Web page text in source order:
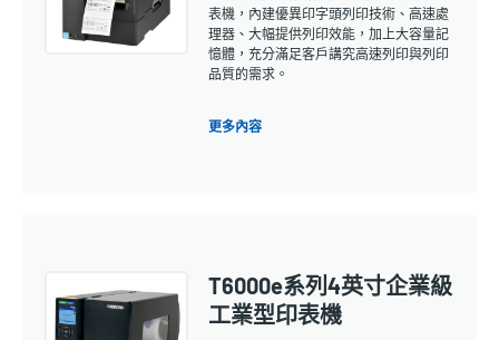
表機，內建優異印字頭列印技術、高速處
理器、大幅提供列印效能，加上大容量記
憶體，充分滿足客戶講究高速列印與列印
品質的需求。
更多內容
T6000e系列4英寸企業級
工業型印表機